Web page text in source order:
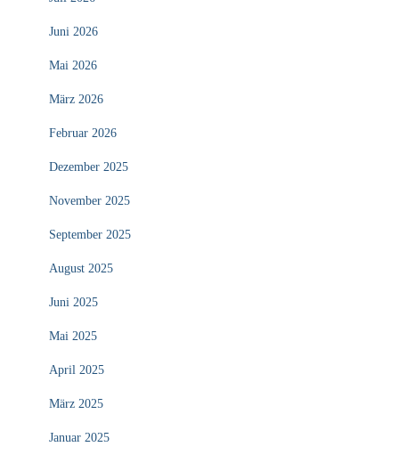
Juni 2026
Mai 2026
März 2026
Februar 2026
Dezember 2025
November 2025
September 2025
August 2025
Juni 2025
Mai 2025
April 2025
März 2025
Januar 2025